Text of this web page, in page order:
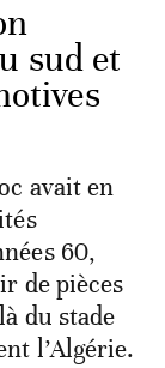
sud et
avait en
60,
de pièces
du stade
l’Algérie.